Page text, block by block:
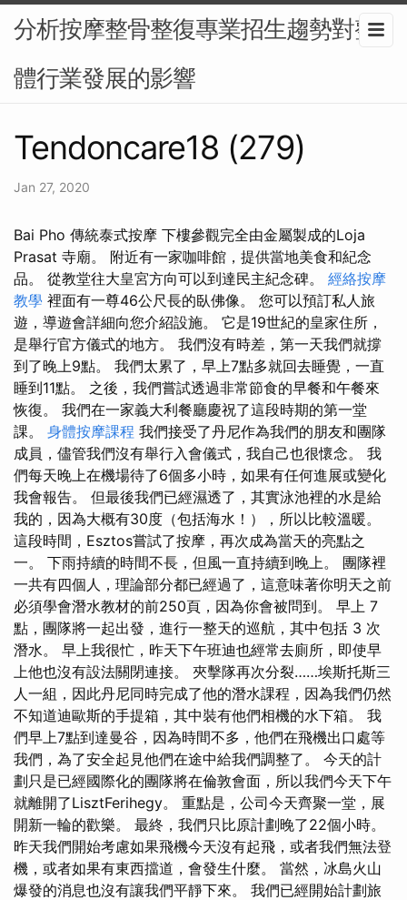
分析按摩整骨整復專業招生趨勢對整
體行業發展的影響
Tendoncare18 (279)
Jan 27, 2020
Bai Pho 傳統泰式按摩 下樓參觀完全由金屬製成的Loja
Prasat 寺廟。 附近有一家咖啡館，提供當地美食和紀念
品。 從教堂往大皇宮方向可以到達民主紀念碑。 經絡按摩
教學 裡面有一尊46公尺長的臥佛像。 您可以預訂私人旅
遊，導遊會詳細向您介紹設施。 它是19世紀的皇家住所，
是舉行官方儀式的地方。 我們沒有時差，第一天我們就撐
到了晚上9點。 我們太累了，早上7點多就回去睡覺，一直
睡到11點。 之後，我們嘗試透過非常節食的早餐和午餐來
恢復。 我們在一家義大利餐廳慶祝了這段時期的第一堂
課。 身體按摩課程 我們接受了丹尼作為我們的朋友和團隊
成員，儘管我們沒有舉行入會儀式，我自己也很懷念。 我
們每天晚上在機場待了6個多小時，如果有任何進展或變化
我會報告。 但最後我們已經濕透了，其實泳池裡的水是給
我的，因為大概有30度（包括海水！），所以比較溫暖。
這段時間，Esztos嘗試了按摩，再次成為當天的亮點之
一。 下雨持續的時間不長，但風一直持續到晚上。 團隊裡
一共有四個人，理論部分都已經過了，這意味著你明天之前
必須學會潛水教材的前250頁，因為你會被問到。 早上 7
點，團隊將一起出發，進行一整天的巡航，其中包括 3 次
潛水。 早上我很忙，昨天下午班迪也經常去廁所，即使早
上他也沒有設法關閉連接。 夾擊隊再次分裂……埃斯托斯三
人一組，因此丹尼同時完成了他的潛水課程，因為我們仍然
不知道迪歐斯的手提箱，其中裝有他們相機的水下箱。 我
們早上7點到達曼谷，因為時間不多，他們在飛機出口處等
我們，為了安全起見他們在途中給我們調整了。 今天的計
劃只是已經國際化的團隊將在倫敦會面，所以我們今天下午
就離開了LisztFerihegy。 重點是，公司今天齊聚一堂，展
開新一輪的歡樂。 最終，我們只比原計劃晚了22個小時。
昨天我們開始考慮如果飛機今天沒有起飛，或者我們無法登
機，或者如果有東西擋道，會發生什麼。 當然，冰島火山
爆發的消息也沒有讓我們平靜下來。 我們已經開始計劃旅